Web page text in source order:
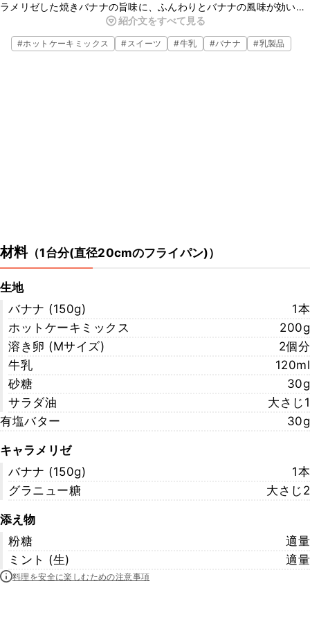
ラメリゼした焼きバナナの旨味に、ふんわりとバナナの風味が効いた
ケーキ生地がおいしいです。ホットケーキミックスを使うので、お手
軽にできますよ。
紹介文をすべて見る
#ホットケーキミックス #スイーツ #牛乳 #バナナ #乳製品
材料（1台分(直径20cmのフライパン)）
生地
バナナ (150g)
1本
ホットケーキミックス
200g
溶き卵 (Mサイズ)
2個分
牛乳
120ml
砂糖
30g
サラダ油
大さじ1
有塩バター
30g
キャラメリゼ
バナナ (150g)
1本
グラニュー糖
大さじ2
添え物
粉糖
適量
ミント (生)
適量
料理を安全に楽しむための注意事項